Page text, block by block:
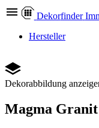
Dekorfinder
Hersteller
Dekorabbildung
Magma